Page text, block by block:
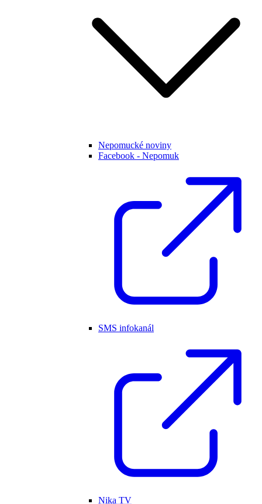
Nepomucké noviny
Facebook - Nepomuk
SMS infokanál
Nika TV